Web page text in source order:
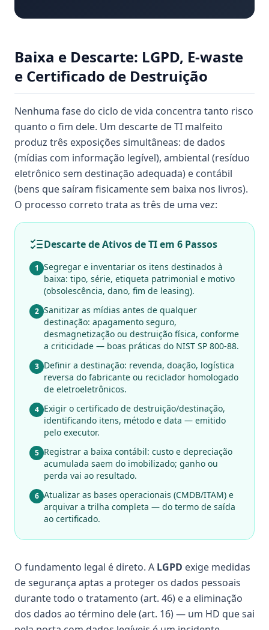
Baixa e Descarte: LGPD, E-waste
e Certificado de Destruição
Nenhuma fase do ciclo de vida concentra tanto risco
quanto o fim dele. Um descarte de TI malfeito
produz três exposições simultâneas: de dados
(mídias com informação legível), ambiental (resíduo
eletrônico sem destinação adequada) e contábil
(bens que saíram fisicamente sem baixa nos livros).
O processo correto trata as três de uma vez:
Descarte de Ativos de TI em 6 Passos
1 Segregar e inventariar os itens destinados à
baixa: tipo, série, etiqueta patrimonial e motivo
(obsolescência, dano, fim de leasing).
2 Sanitizar as mídias antes de qualquer
destinação: apagamento seguro,
desmagnetização ou destruição física, conforme
a criticidade — boas práticas do NIST SP 800-88.
3 Definir a destinação: revenda, doação, logística
reversa do fabricante ou reciclador homologado
de eletroeletrônicos.
4 Exigir o certificado de destruição/destinação,
identificando itens, método e data — emitido
pelo executor.
5 Registrar a baixa contábil: custo e depreciação
acumulada saem do imobilizado; ganho ou
perda vai ao resultado.
6 Atualizar as bases operacionais (CMDB/ITAM) e
arquivar a trilha completa — do termo de saída
ao certificado.
O fundamento legal é direto. A LGPD exige medidas
de segurança aptas a proteger os dados pessoais
durante todo o tratamento (art. 46) e a eliminação
dos dados ao término dele (art. 16) — um HD que sai